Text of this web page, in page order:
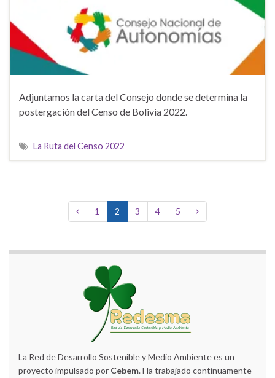
Adjuntamos la carta del Consejo donde se determina la
postergación del Censo de Bolivia 2022.
La Ruta del Censo 2022
1 2 3 4 5
La Red de Desarrollo Sostenible y Medio Ambiente es un
proyecto impulsado por Cebem. Ha trabajado continuamente